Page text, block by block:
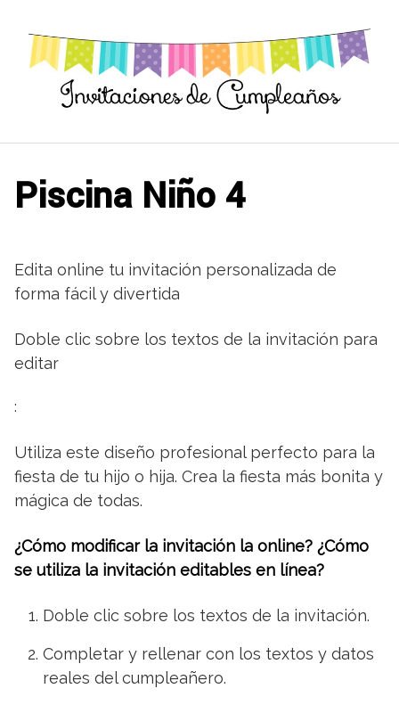
contenido
Piscina Niño 4
Edita online tu invitación personalizada de
forma fácil y divertida
Doble clic sobre los textos de la invitación para
editar
:
Utiliza este diseño profesional perfecto para la
fiesta de tu hijo o hija. Crea la fiesta más bonita y
mágica de todas.
¿Cómo modificar la invitación la online? ¿Cómo
se utiliza la invitación editables en línea?
Doble clic sobre los textos de la invitación.
Completar y rellenar con los textos y datos
reales del cumpleañero.